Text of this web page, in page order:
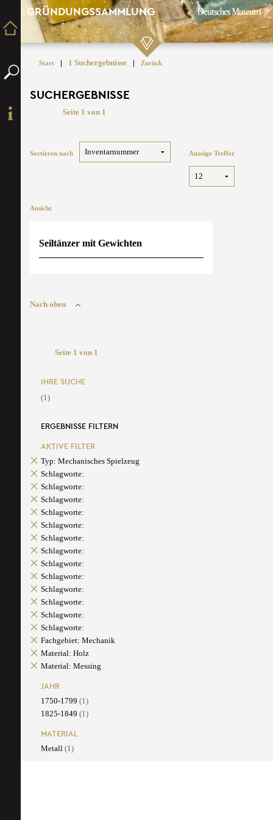
GRÜNDUNGSSAMMLUNG
Start | 1 Suchergebnisse | Zurück
SUCHERGEBNISSE
Seite 1 von 1
Sortieren nach Anzeige Treffer
Ansicht
Seiltänzer mit Gewichten
Nach oben
Seite 1 von 1
IHRE SUCHE
(1)
ERGEBNISSE FILTERN
AKTIVE FILTER
Typ: Mechanisches Spielzeug
Schlagworte:
Schlagworte:
Schlagworte:
Schlagworte:
Schlagworte:
Schlagworte:
Schlagworte:
Schlagworte:
Schlagworte:
Schlagworte:
Schlagworte:
Schlagworte:
Schlagworte:
Fachgebiet: Mechanik
Material: Holz
Material: Messing
JAHR
1750-1799 (1)
1825-1849 (1)
MATERIAL
Metall (1)